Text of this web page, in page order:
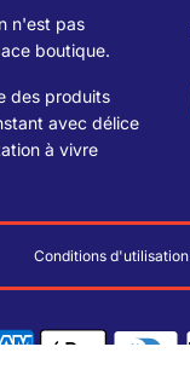
n'est pas
boutique.
des produits
avec délice
à vivre
Conditions d'utilisation